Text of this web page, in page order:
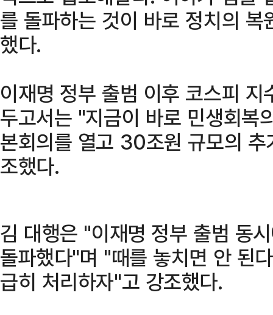
를 돌파하는 것이 바로 정치의
했다.
이재명 정부 출범 이후 코스피
두고서는 "지금이 바로 민생회복
본회의를 열고 30조원 규모의
조했다.
김 대행은 "이재명 정부 출범 동
돌파했다"며 "때를 놓치면 안 된
급히 처리하자"고 강조했다.